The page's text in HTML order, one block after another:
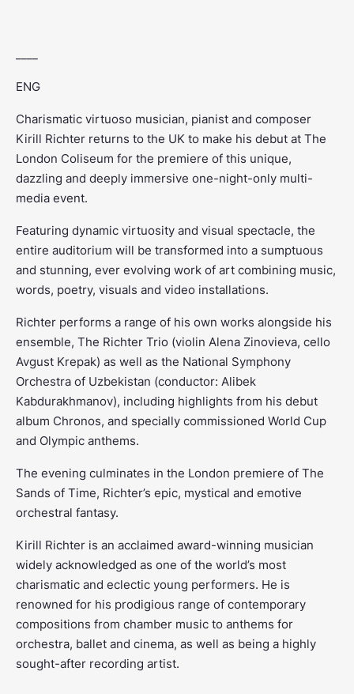
ENG
Charismatic virtuoso musician, pianist and composer
Kirill Richter returns to the UK to make his debut at The
London Coliseum for the premiere of this unique,
dazzling and deeply immersive one-night-only multi-
media event.
Featuring dynamic virtuosity and visual spectacle, the
entire auditorium will be transformed into a sumptuous
and stunning, ever evolving work of art combining music,
words, poetry, visuals and video installations.
Richter performs a range of his own works alongside his
ensemble, The Richter Trio (violin Alena Zinovieva, cello
Avgust Krepak) as well as the National Symphony
Orchestra of Uzbekistan (conductor: Alibek
Kabdurakhmanov), including highlights from his debut
album Chronos, and specially commissioned World Cup
and Olympic anthems.
The evening culminates in the London premiere of The
Sands of Time, Richter’s epic, mystical and emotive
orchestral fantasy.
Kirill Richter is an acclaimed award-winning musician
widely acknowledged as one of the world’s most
charismatic and eclectic young performers. He is
renowned for his prodigious range of contemporary
compositions from chamber music to anthems for
orchestra, ballet and cinema, as well as being a highly
sought-after recording artist.